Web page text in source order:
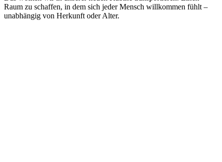
Raum zu schaffen, in dem sich jeder Mensch willkommen fühlt –
unabhängig von Herkunft oder Alter.